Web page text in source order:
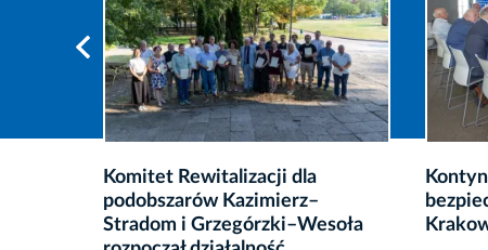
Kontynuacja działań na rzecz
bezpieczeństwa energetycznego
Krakowa